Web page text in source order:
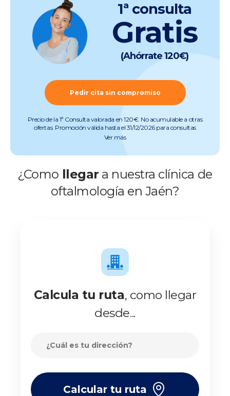
1ª consulta
Gratis
(Ahórrate 120€)
Pedir cita sin compromiso
Precio de la 1ª Consulta valorada en 120€. No acumulable a otras
ofertas. Promoción válida hasta el 31/12/2026 para consultas
preoperatorias de miopía, hipermetropía, astigmatismo, presbicia y
www.clinicabaviera.com/promociones.Registro sanitario NRS
CS2046.
Ver más
¿Como llegar a nuestra clínica de
oftalmología en Jaén?
Calcula tu ruta, como llegar
desde...
Calcular tu ruta